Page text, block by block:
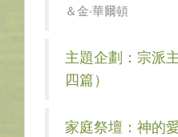
＆金‧華爾頓
主題企劃：宗派
四篇）
家庭祭壇：神的